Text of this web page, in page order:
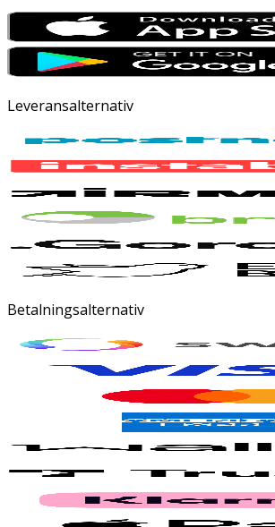
Leveransalternativ
Betalningsalternativ